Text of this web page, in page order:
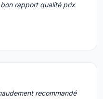
rapport qualité prix
recommandé